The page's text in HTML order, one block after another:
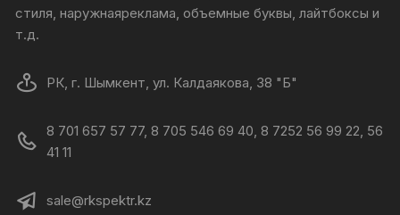
стиля, наружнаяреклама, объемные буквы, лайтбоксы и
т.д.
РК, г. Шымкент, ул. Калдаякова, 38 "Б"
8 701 657 57 77, 8 705 546 69 40, 8 7252 56 99 22, 56
41 11
sale@rkspektr.kz